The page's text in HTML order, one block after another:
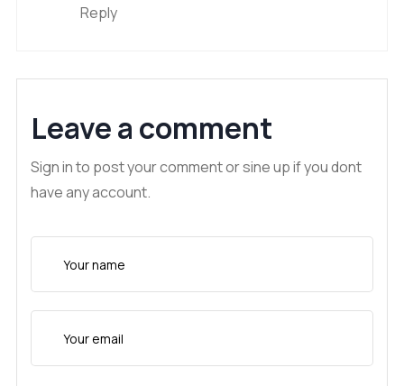
Reply
Leave a comment
Sign in to post your comment or sine up if you dont
have any account.